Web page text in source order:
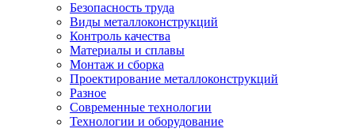
Безопасность труда
Виды металлоконструкций
Контроль качества
Материалы и сплавы
Монтаж и сборка
Проектирование металлоконструкций
Разное
Современные технологии
Технологии и оборудование